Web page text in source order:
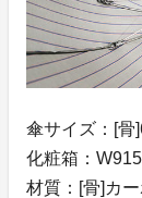
傘サイズ：[骨
化粧箱：
材質：[骨]カ